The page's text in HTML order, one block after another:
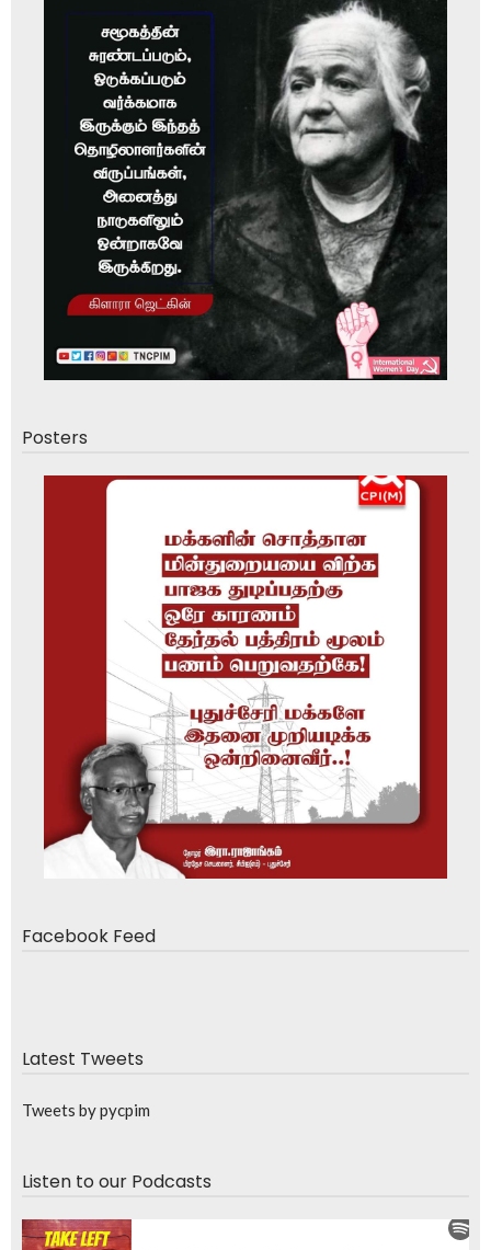
Posters
Facebook Feed
Latest Tweets
Tweets by pycpim
Listen to our Podcasts